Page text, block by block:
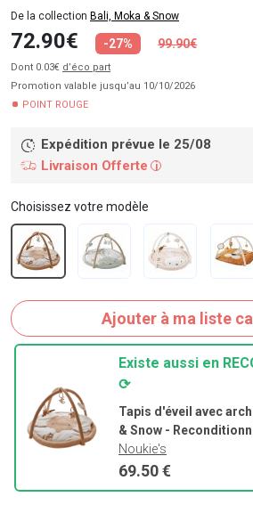
De la collection Bali, Moka & Snow
72.90€ -27% 99.90€
Dont 0.03€ d’éco part
Promotion valable jusqu’au 10/10/2026
POINT ROUGE
Expédition prévue le 25/08
Livraison Offerte
i
Choisissez votre modèle
Ajouter à ma liste
Existe aussi en
⟳
Tapis d'éveil avec
& Snow -
Noukie's
69.50 €